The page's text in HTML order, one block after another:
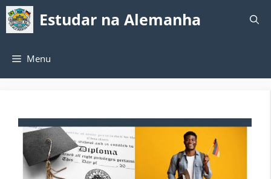
Pular
para
conteúdo
Estudar na Alemanha
Menu